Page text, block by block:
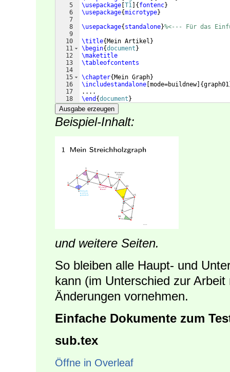
5
6
7
8
9
10
11
12
13
14
15
16
17
18
\usepackage T1 { fontenc}
\usepackage{microtype}
\usepackage{ standalone}%<--- Für das
\title{ Mein Artikel }
\begin{document }
\maketitle
\tableofcontents
\chapter{ Mein Graph}
\includestandalone mode=buildnew] {graph01
....
\end {document }
Ausgabe erzeugen
Beispiel-Inhalt:
und weitere Seiten.
So bleiben alle Haupt- und
kann (im Unterschied zur
Änderungen vornehmen.
Einfache Dokumente zum
sub.tex
Öffne in Overleaf